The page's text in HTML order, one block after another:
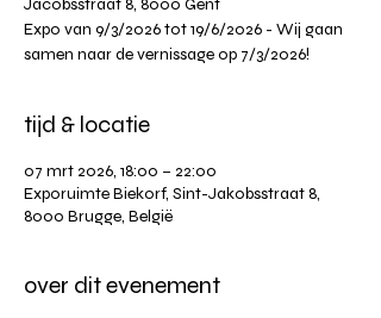
Expo van 9/3/2026 tot 19/6/2026 - Wij gaan
samen naar de vernissage op 7/3/2026!
tijd & locatie
07 mrt 2026, 18:00 – 22:00
Exporuimte Biekorf, Sint-Jakobsstraat 8,
8000 Brugge, België
over dit evenement